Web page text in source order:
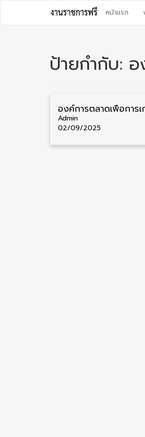
content
หน้าแรก
ป้ายกำกับ: อ
Admin
02/09/2025